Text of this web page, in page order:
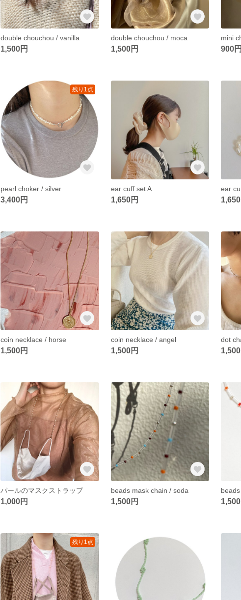
double chouchou / vanilla
1,500円
double chouchou / moca
1,500円
mini
900円
残り1点
pearl choker / silver
3,400円
ear cuff set A
1,650円
ear
1,650
coin necklace / horse
1,500円
coin necklace / angel
1,500円
dot
1,500
パールのマスクストラップ
1,000円
beads mask chain / soda
1,500円 1,500
残り1点